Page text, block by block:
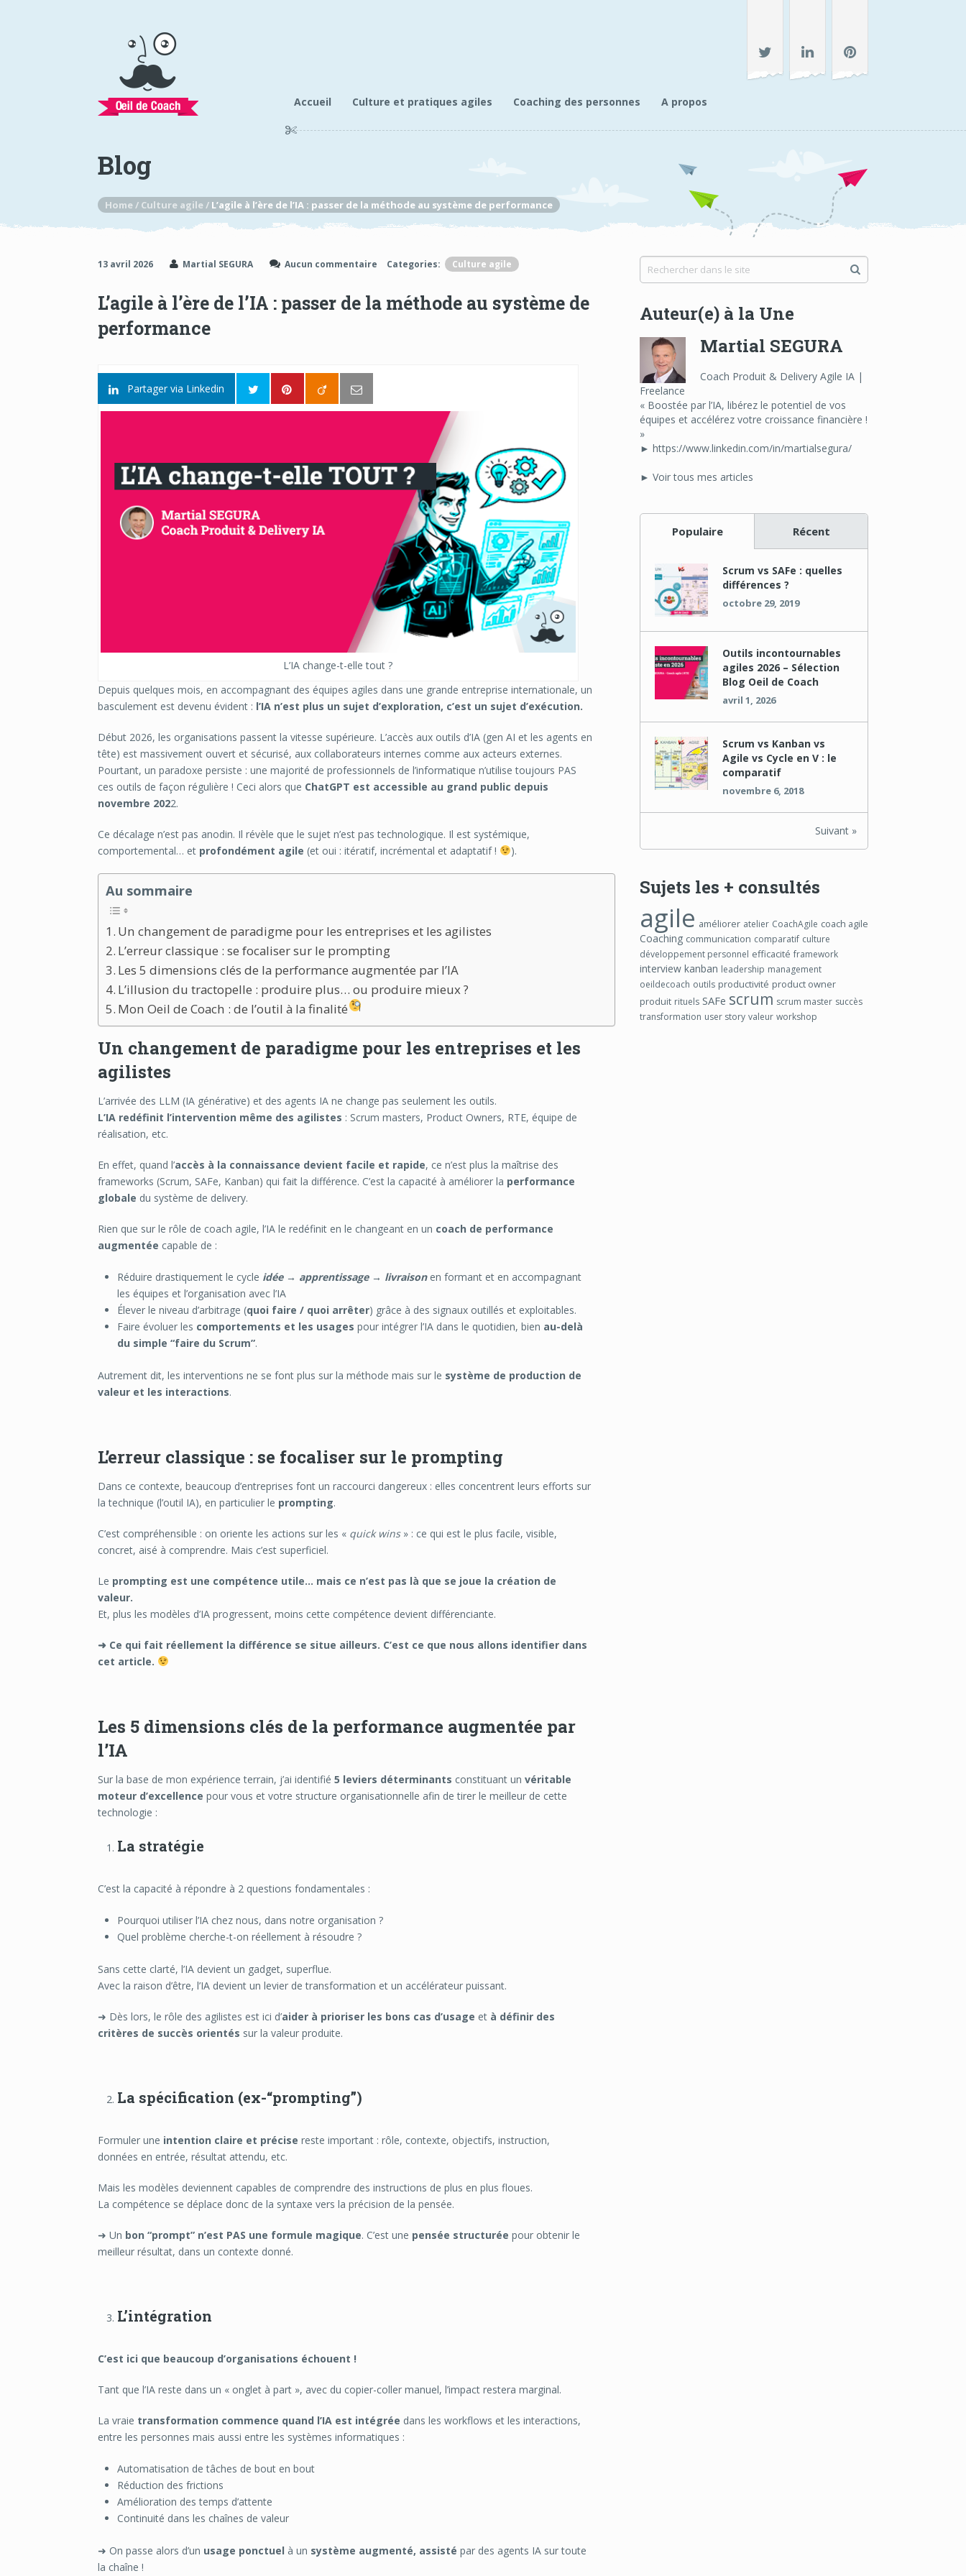
Accueil Culture et pratiques agiles Coaching des personnes A propos
Blog
Home / Culture agile / L’agile à l’ère de l’IA : passer de la méthode au système de performance
13 avril 2026 Martial SEGURA Aucun commentaire Categories: Culture agile
L’agile à l’ère de l’IA : passer de la méthode au système de
performance
Partager via Linkedin
L’IA change-t-elle tout ?
Depuis quelques mois, en accompagnant des équipes agiles dans une grande entreprise internationale, un
basculement est devenu évident : l’IA n’est plus un sujet d’exploration, c’est un sujet d’exécution.
Début 2026, les organisations passent la vitesse supérieure. L’accès aux outils d’IA (gen AI et les agents en
tête) est massivement ouvert et sécurisé, aux collaborateurs internes comme aux acteurs externes.
Pourtant, un paradoxe persiste : une majorité de professionnels de l’informatique n’utilise toujours PAS
ces outils de façon régulière ! Ceci alors que ChatGPT est accessible au grand public depuis
novembre 2022.
Ce décalage n’est pas anodin. Il révèle que le sujet n’est pas technologique. Il est systémique,
comportemental… et profondément agile (et oui : itératif, incrémental et adaptatif ! ).
Au sommaire
Un changement de paradigme pour les entreprises et les agilistes
L’erreur classique : se focaliser sur le prompting
Les 5 dimensions clés de la performance augmentée par l’IA
L’illusion du tractopelle : produire plus… ou produire mieux ?
Mon Oeil de Coach : de l’outil à la finalité
Un changement de paradigme pour les entreprises et les
agilistes
L’arrivée des LLM (IA générative) et des agents IA ne change pas seulement les outils.
L’IA redéfinit l’intervention même des agilistes : Scrum masters, Product Owners, RTE, équipe de
réalisation, etc.
En effet, quand l’accès à la connaissance devient facile et rapide, ce n’est plus la maîtrise des
frameworks (Scrum, SAFe, Kanban) qui fait la différence. C’est la capacité à améliorer la performance
globale du système de delivery.
Rien que sur le rôle de coach agile, l’IA le redéfinit en le changeant en un coach de performance
augmentée capable de :
Réduire drastiquement le cycle idée → apprentissage → livraison en formant et en accompagnant
les équipes et l’organisation avec l’IA
Élever le niveau d’arbitrage (quoi faire / quoi arrêter) grâce à des signaux outillés et exploitables.
Faire évoluer les comportements et les usages pour intégrer l’IA dans le quotidien, bien au-delà
du simple “faire du Scrum”.
Autrement dit, les interventions ne se font plus sur la méthode mais sur le système de production de
valeur et les interactions.
L’erreur classique : se focaliser sur le prompting
Dans ce contexte, beaucoup d’entreprises font un raccourci dangereux : elles concentrent leurs efforts sur
la technique (l’outil IA), en particulier le prompting.
C’est compréhensible : on oriente les actions sur les « quick wins» : ce qui est le plus facile, visible,
concret, aisé à comprendre. Mais c’est superficiel.
Le prompting est une compétence utile… mais ce n’est pas là que se joue la création de
valeur.
Et, plus les modèles d’IA progressent, moins cette compétence devient différenciante.
➜ Ce qui fait réellement la différence se situe ailleurs. C’est ce que nous allons identifier dans
cet article.
Les 5 dimensions clés de la performance augmentée par
l’IA
Sur la base de mon expérience terrain, j’ai identifié 5 leviers déterminants constituant un véritable
moteur d’excellence pour vous et votre structure organisationnelle afin de tirer le meilleur de cette
technologie :
La stratégie
C’est la capacité à répondre à 2 questions fondamentales :
Pourquoi utiliser l’IA chez nous, dans notre organisation ?
Quel problème cherche-t-on réellement à résoudre ?
Sans cette clarté, l’IA devient un gadget, superflue.
Avec la raison d’être, l’IA devient un levier de transformation et un accélérateur puissant.
➜ Dès lors, le rôle des agilistes est ici d’aider à prioriser les bons cas d’usage et à définir des
critères de succès orientés sur la valeur produite.
La spécification (ex-“prompting”)
Formuler une intention claire et précise reste important : rôle, contexte, objectifs, instruction,
données en entrée, résultat attendu, etc.
Mais les modèles deviennent capables de comprendre des instructions de plus en plus floues.
La compétence se déplace donc de la syntaxe vers la précision de la pensée.
➜ Un bon “prompt” n’est PAS une formule magique. C’est une pensée structurée pour obtenir le
meilleur résultat, dans un contexte donné.
L’intégration
C’est ici que beaucoup d’organisations échouent !
Tant que l’IA reste dans un « onglet à part », avec du copier-coller manuel, l’impact restera marginal.
La vraie transformation commence quand l’IA est intégrée dans les workflows et les interactions,
entre les personnes mais aussi entre les systèmes informatiques :
Automatisation de tâches de bout en bout
Réduction des frictions
Amélioration des temps d’attente
Continuité dans les chaînes de valeur
➜ On passe alors d’un usage ponctuel à un système augmenté, assisté par des agents IA sur toute
la chaîne !
Auteur(e) à la Une
Martial SEGURA
Coach Produit & Delivery Agile IA |
Freelance
« Boostée par l’IA, libérez le potentiel de vos
équipes et accélérez votre croissance financière !
»
► https://www.linkedin.com/in/martialsegura/
► Voir tous mes articles
Populaire Récent
Scrum vs SAFe : quelles
différences ?
octobre 29, 2019
Outils incontournables
agiles 2026 – Sélection
Blog Oeil de Coach
avril 1, 2026
Scrum vs Kanban vs
Agile vs Cycle en V : le
comparatif
novembre 6, 2018
Suivant »
Sujets les + consultés
agile améliorer atelier CoachAgile coach agile
Coaching communication comparatif culture
développement personnel efficacité framework
interview kanban leadership management
oeildecoach outils productivité product owner
produit rituels SAFe scrum scrum master succès
transformation user story valeur workshop